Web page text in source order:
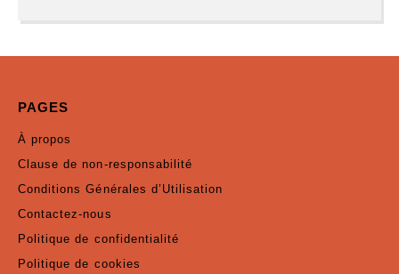
PAGES
À propos
Clause de non-responsabilité
Conditions Générales d’Utilisation
Contactez-nous
Politique de confidentialité
Politique de cookies